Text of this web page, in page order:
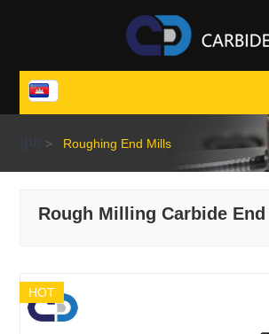
ផ្ទហ > Roughing End Mills
Rough Milling Carbide
HOT